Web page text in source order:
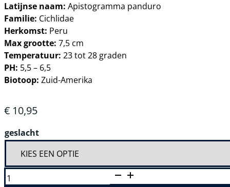
Latijnse naam: Apistogramma panduro
Familie: Cichlidae
Herkomst: Peru
Max grootte: 7,5 cm
Temperatuur: 23 tot 28 graden
PH: 5,5 – 6,5
Biotoop: Zuid-Amerika
€ 10,95
geslacht
APISTOGRAMMA
PANDURO